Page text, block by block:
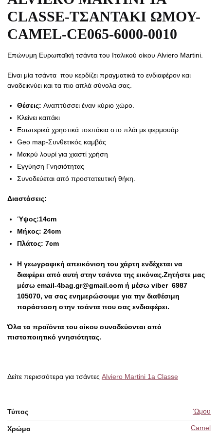
CLASSE-ΤΣΑΝΤΑΚΙ ΩΜΟΥ-
CAMEL-CE065-6000-0010
Επώνυμη Ευρωπαϊκή τσάντα του Ιταλικού οίκου Alviero Martini.
Είναι μία τσάντα που κερδίζει πραγματικά το ενδιαφέρον και
αναδεικνύει και τα πιο απλά σύνολα σας.
Θέσεις: Αναπτύσσει έναν κύριο χώρο.
Κλείνει καπάκι
Εσωτερικά χρηστικά τσεπάκια στο πλάι με φερμουάρ
Geo map-Συνθετικός καμβάς
Μακρύ λουρί για χιαστί χρήση
Εγγύηση Γνησιότητας
Συνοδεύεται από προστατευτική θήκη.
Διαστάσεις:
Ύψος:14cm
Μήκος: 24cm
Πλάτος: 7cm
Η γεωγραφική απεικόνιση του χάρτη ενδέχεται να
διαφέρει από αυτή στην τσάντα της εικόνας.Ζητήστε μας
μέσω email-4bag.gr@gmail.com ή μέσω viber 6987
105070, να σας ενημερώσουμε για την διαθέσιμη
παράσταση στην τσάντα που σας ενδιαφέρει.
Όλα τα προϊόντα του οίκου συνοδεύονται από
πιστοποιητικό γνησιότητας.
Δείτε περισσότερα για τσάντες Alviero Martini 1a Classe
Τύπος 'Ωμου
Χρώμα Camel